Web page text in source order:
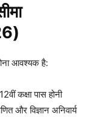
आवश्यक है:
कक्षा पास होनी
और विज्ञान अनिवार्य